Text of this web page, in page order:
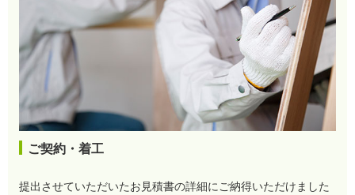
ご契約・着工
提出させていただいたお見積書の詳細にご納得いただけました